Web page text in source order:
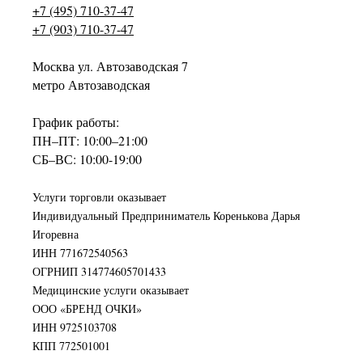
+7 (495) 710-37-47
+7 (903) 710-37-47
Москва ул. Автозаводская 7
метро Автозаводская
График работы:
ПН–ПТ: 10:00–21:00
СБ–ВС: 10:00-19:00
Услуги торговли оказывает
Индивидуальный Предприниматель Коренькова Дарья
Игоревна
ИНН 771672540563
ОГРНИП 314774605701433
Медицинские услуги оказывает
ООО «БРЕНД ОЧКИ»
ИНН 9725103708
КПП 772501001